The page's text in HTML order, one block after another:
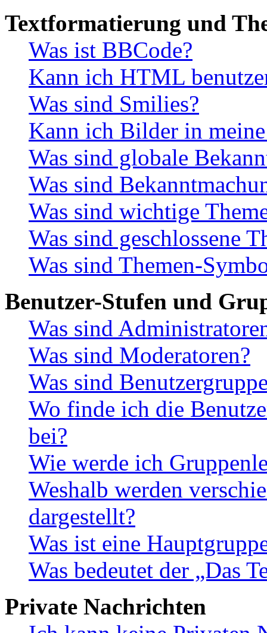
Textformatierung und
Was ist BBCode?
Kann ich HTML
Was sind Smilies?
Kann ich Bilder in
Was sind globale
Was sind
Was sind wichtige
Was sind geschlossene
Was sind Themen-
Benutzer-Stufen und
Was sind
Was sind Moderatoren?
Was sind
Wo finde ich die
bei?
Wie werde ich
Weshalb werden
dargestellt?
Was ist eine
Was bedeutet der „Das
Private Nachrichten